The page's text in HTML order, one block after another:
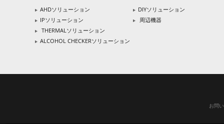
AHDソリューション
IPソリューション
THERMALソリューション
ALCOHOL CHECKERソリューション
DIYソリューション
周辺機器
お問